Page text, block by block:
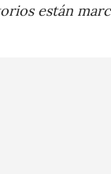
están